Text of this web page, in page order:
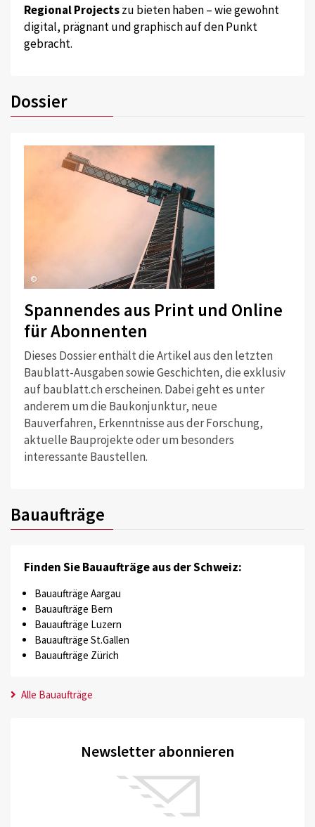
Regional Projectszu bieten haben – wie gewohnt
digital, prägnant und graphisch auf den Punkt
gebracht.
Dossier
©
Spannendes aus Print und Online
für Abonnenten
Dieses Dossier enthält die Artikel aus den letzten
Baublatt-Ausgaben sowie Geschichten, die exklusiv
auf baublatt.ch erscheinen. Dabei geht es unter
anderem um die Baukonjunktur, neue
Bauverfahren, Erkenntnisse aus der Forschung,
aktuelle Bauprojekte oder um besonders
interessante Baustellen.
Bauaufträge
Finden Sie Bauaufträge aus der Schweiz:
Bauaufträge Aargau
Bauaufträge Bern
Bauaufträge Luzern
Bauaufträge St.Gallen
Bauaufträge Zürich
Alle Bauaufträge
Newsletter abonnieren